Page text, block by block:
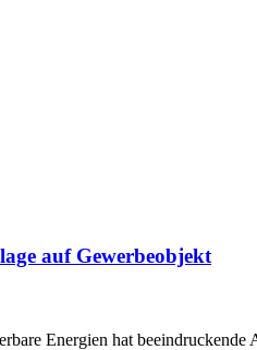
auf Gewerbeobjekt
Energien hat